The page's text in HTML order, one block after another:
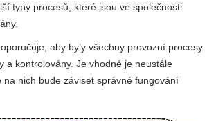
typy procesů, které jsou ve společnosti
aby byly všechny provozní procesy
a kontrolovány. Je vhodné je neustále
na nich bude záviset správné fungování